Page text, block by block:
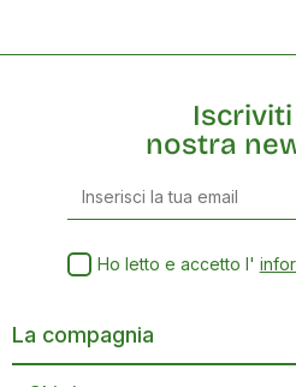
La compagnia
nostra
Ho letto e accetto l'